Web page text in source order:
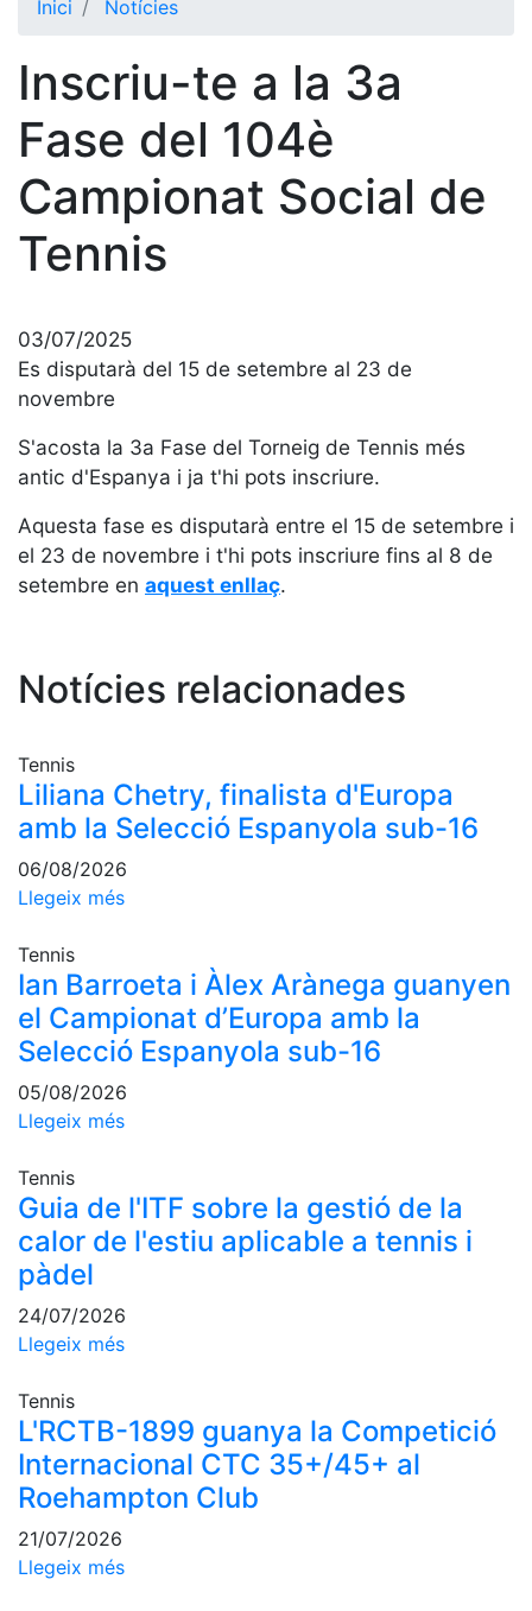
Història
història
Cronologia
Presidents
Organització
directiva
Comissions
i comités
executiva
Serveis
Instal·lacions
Treballa amb
Àrea esportiva
Tennis
Escola de
tennis
Palmarès
equips
Llegendes
Jugadors
professionals
Competicions
Social de
Tennis
Quadres
de Joc
Quadre
d'Honor
Social
Fotos
Pàdel
Inici Notícies
Inscriu-te a la 3a
Fase del 104è
Campionat Social de
Tennis
03/07/2025
Es disputarà del 15 de setembre al 23 de
novembre
S'acosta la 3a Fase del Torneig de Tennis més
antic d'Espanya i ja t'hi pots inscriure.
Aquesta fase es disputarà entre el 15 de setembre i
el 23 de novembre i t'hi pots inscriure fins al 8 de
setembre en aquest enllaç.
Notícies relacionades
Tennis
Liliana Chetry, finalista d'Europa
amb la Selecció Espanyola sub-16
06/08/2026
Llegeix més
Tennis
Ian Barroeta i Àlex Arànega guanyen
el Campionat d’Europa amb la
Selecció Espanyola sub-16
05/08/2026
Llegeix més
Tennis
Guia de l'ITF sobre la gestió de la
calor de l'estiu aplicable a tennis i
pàdel
24/07/2026
Llegeix més
Tennis
L'RCTB-1899 guanya la Competició
Internacional CTC 35+/45+ al
Roehampton Club
21/07/2026
Llegeix més